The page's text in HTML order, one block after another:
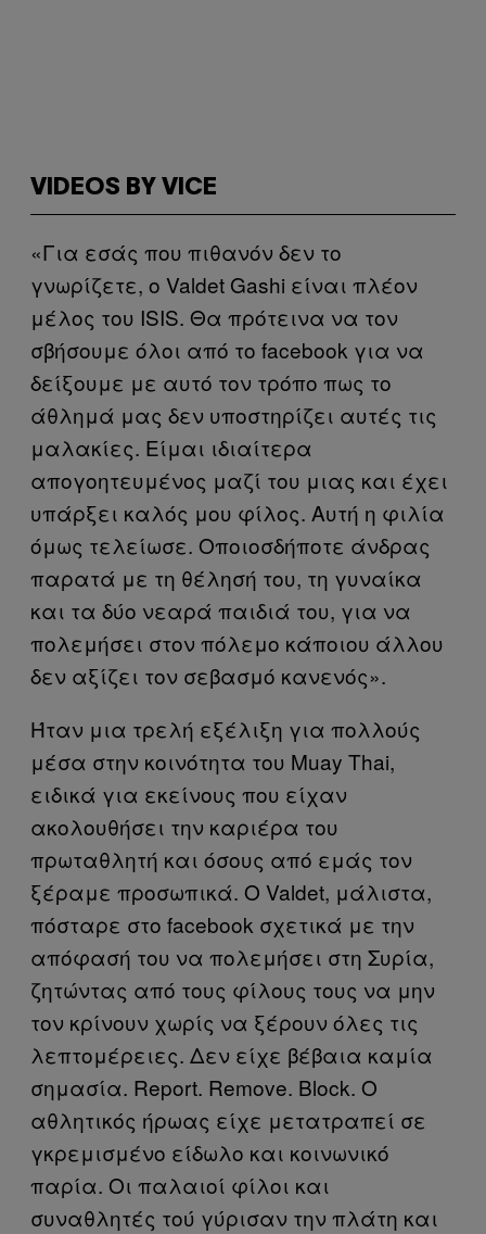
VIDEOS BY VICE
«Για εσάς που πιθανόν δεν το
γνωρίζετε, ο Valdet Gashi είναι πλέον
μέλος του ISIS. Θα πρότεινα να τον
σβήσουμε όλοι από το facebook για να
δείξουμε με αυτό τον τρόπο πως το
άθλημά μας δεν υποστηρίζει αυτές τις
μαλακίες. Είμαι ιδιαίτερα
απογοητευμένος μαζί του μιας και έχει
υπάρξει καλός μου φίλος. Αυτή η φιλία
όμως τελείωσε. Οποιοσδήποτε άνδρας
παρατά με τη θέλησή του, τη γυναίκα
και τα δύο νεαρά παιδιά του, για να
πολεμήσει στον πόλεμο κάποιου άλλου
δεν αξίζει τον σεβασμό κανενός».
Ήταν μια τρελή εξέλιξη για πολλούς
μέσα στην κοινότητα του Muay Thai,
ειδικά για εκείνους που είχαν
ακολουθήσει την καριέρα του
πρωταθλητή και όσους από εμάς τον
ξέραμε προσωπικά. Ο Valdet, μάλιστα,
πόσταρε στο facebook σχετικά με την
απόφασή του να πολεμήσει στη Συρία,
ζητώντας από τους φίλους τους να μην
τον κρίνουν χωρίς να ξέρουν όλες τις
λεπτομέρειες. Δεν είχε βέβαια καμία
σημασία. Report. Remove. Block. Ο
αθλητικός ήρωας είχε μετατραπεί σε
γκρεμισμένο είδωλο και κοινωνικό
παρία. Οι παλαιοί φίλοι και
συναθλητές τού γύρισαν την πλάτη και